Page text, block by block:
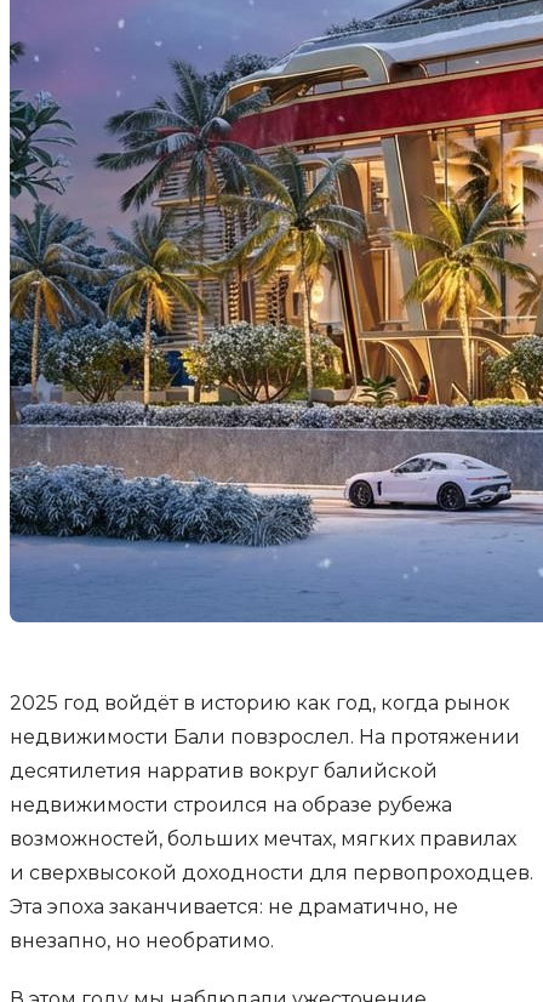
2025 год войдёт в историю как год, когда рынок
недвижимости Бали повзрослел. На протяжении
десятилетия нарратив вокруг балийской
недвижимости строился на образе рубежа
возможностей, больших мечтах, мягких правилах
и сверхвысокой доходности для первопроходцев.
Эта эпоха заканчивается: не драматично, не
внезапно, но необратимо.